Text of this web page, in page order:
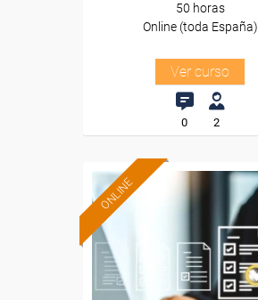
50 horas
Online (toda España)
Ver curso
0 2
ONLINE
Formación 100%
subvencionada.
Para desempleados,
trabajadores y autónomos.